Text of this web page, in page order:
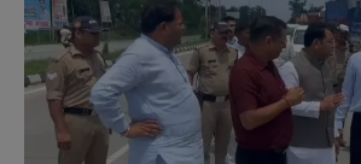
m
a
i
l
*
N
u
m
b
SUBMIT
m
a
i
l
*
N
u
m
b
SUBMIT